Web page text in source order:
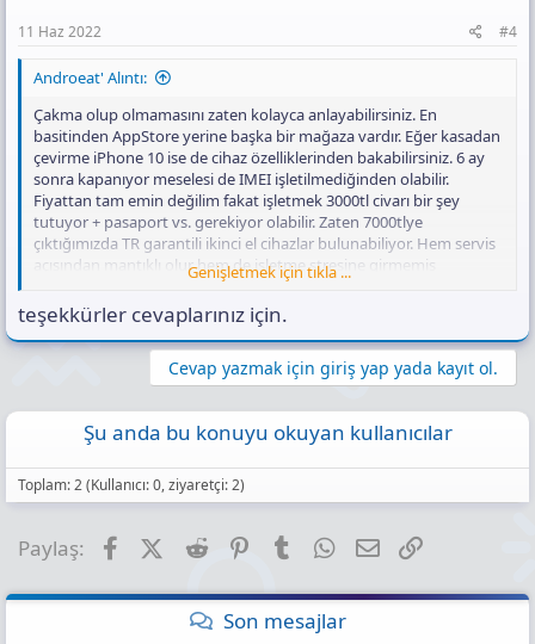
11 Haz 2022 #4
Androeat' Alıntı:
Çakma olup olmamasını zaten kolayca anlayabilirsiniz. En
basitinden AppStore yerine başka bir mağaza vardır. Eğer kasadan
çevirme iPhone 10 ise de cihaz özelliklerinden bakabilirsiniz. 6 ay
sonra kapanıyor meselesi de IMEI işletilmediğinden olabilir.
Fiyattan tam emin değilim fakat işletmek 3000tl civarı bir şey
tutuyor + pasaport vs. gerekiyor olabilir. Zaten 7000tlye
çıktığımızda TR garantili ikinci el cihazlar bulunabiliyor. Hem servis
açısından mantıklı olur hem de işletme stresine girmemiş
Genişletmek için tıkla ...
teşekkürler cevaplarınız için.
Cevap yazmak için giriş yap yada kayıt ol.
Şu anda bu konuyu okuyan kullanıcılar
Toplam: 2 (Kullanıcı: 0, ziyaretçi: 2)
Paylaş: FacebookX (Twitter)
Reddit PinterestTumblr WhatsApp
E-posta
Son mesajlar